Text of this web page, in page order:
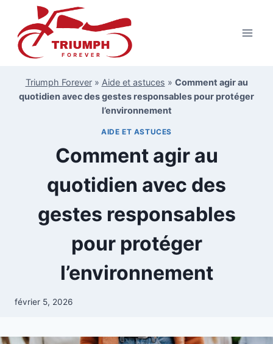
contenu
Triumph Forever» Aide et astuces » Comment agir au
quotidien avec des gestes responsables pour protéger
l’environnement
AIDE ET ASTUCES
Comment agir au
quotidien avec des
gestes responsables
pour protéger
l’environnement
février 5, 2026